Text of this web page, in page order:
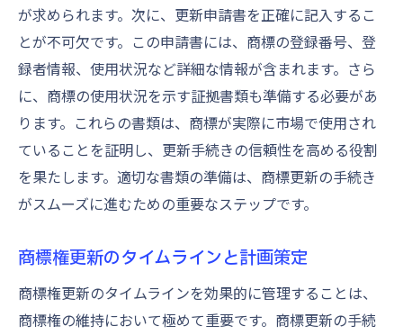
が求められます。次に、更新申請書を正確に記入するこ
とが不可欠です。この申請書には、商標の登録番号、登
録者情報、使用状況など詳細な情報が含まれます。さら
に、商標の使用状況を示す証拠書類も準備する必要があ
ります。これらの書類は、商標が実際に市場で使用され
ていることを証明し、更新手続きの信頼性を高める役割
を果たします。適切な書類の準備は、商標更新の手続き
がスムーズに進むための重要なステップです。
商標権更新のタイムラインと計画策定
商標権更新のタイムラインを効果的に管理することは、
商標権の維持において極めて重要です。商標更新の手続